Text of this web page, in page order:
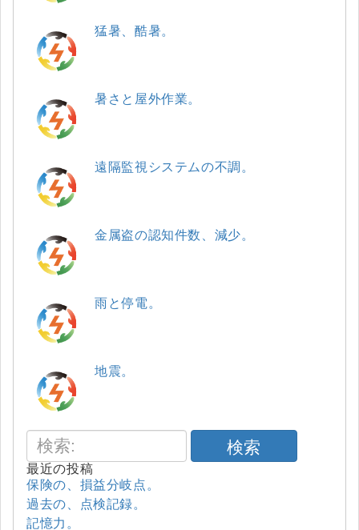
猛暑、酷暑。
暑さと屋外作業。
遠隔監視システムの不調。
金属盗の認知件数、減少。
雨と停電。
地震。
検索
最近の投稿
保険の、損益分岐点。
過去の、点検記録。
記憶力。